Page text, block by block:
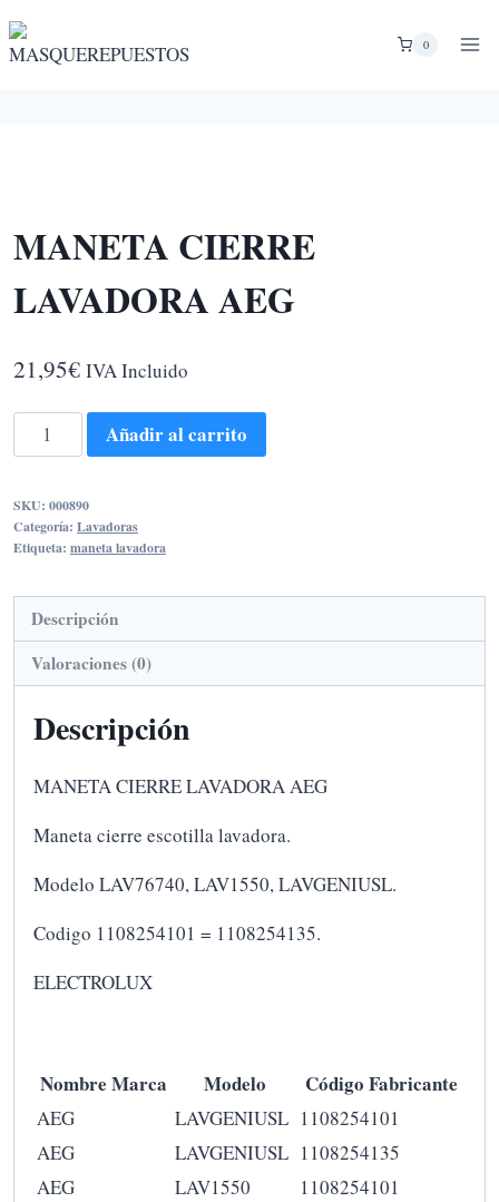
al
0
MANETA CIERRE
LAVADORA AEG
21,95€ IVA Incluido
MANETA
CIERRE
AEG
cantidad
Añadir al carrito
SKU: 000890
Categoría: Lavadoras
Etiqueta: maneta lavadora
Descripción
Valoraciones (0)
Descripción
MANETA CIERRE LAVADORA AEG
Maneta cierre escotilla lavadora.
Modelo LAV76740, LAV1550, LAVGENIUSL.
Codigo 1108254101 = 1108254135.
ELECTROLUX
Nombre Marca Modelo Código Fabricante
AEG LAVGENIUSL 1108254101
AEG
LAVGENIUSL 1108254135
AEG
LAV1550
1108254101